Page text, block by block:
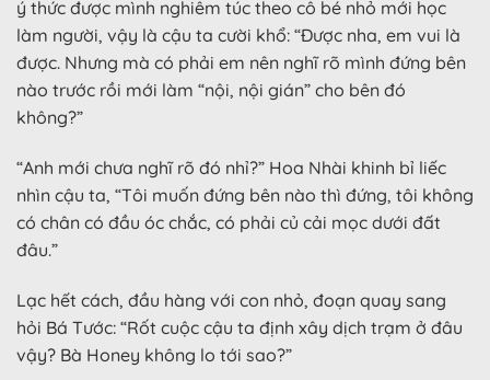
ý thức được mình nghiêm túc theo cô bé nhỏ mới học
làm người, vậy là cậu ta cười khổ: “Được nha, em vui là
được. Nhưng mà có phải em nên nghĩ rõ mình đứng bên
nào trước rồi mới làm “nội, nội gián” cho bên đó
không?”
“Anh mới chưa nghĩ rõ đó nhỉ?” Hoa Nhài khinh bỉ liếc
nhìn cậu ta, “Tôi muốn đứng bên nào thì đứng, tôi không
có chân có đầu óc chắc, có phải củ cải mọc dưới đất
đâu.”
Lạc hết cách, đầu hàng với con nhỏ, đoạn quay sang
hỏi Bá Tước: “Rốt cuộc cậu ta định xây dịch trạm ở đâu
vậy? Bà Honey không lo tới sao?”